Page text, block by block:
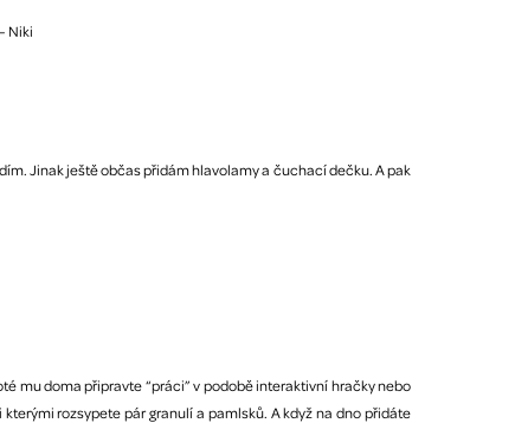
Niki
Jinak ještě občas přidám hlavolamy a čuchací dečku. A pak
mu doma připravte “práci” v podobě interaktivní hračky nebo
rozsypete pár granulí a pamlsků. A když na dno přidáte